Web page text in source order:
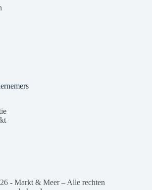
- Markt & Meer – Alle rechten